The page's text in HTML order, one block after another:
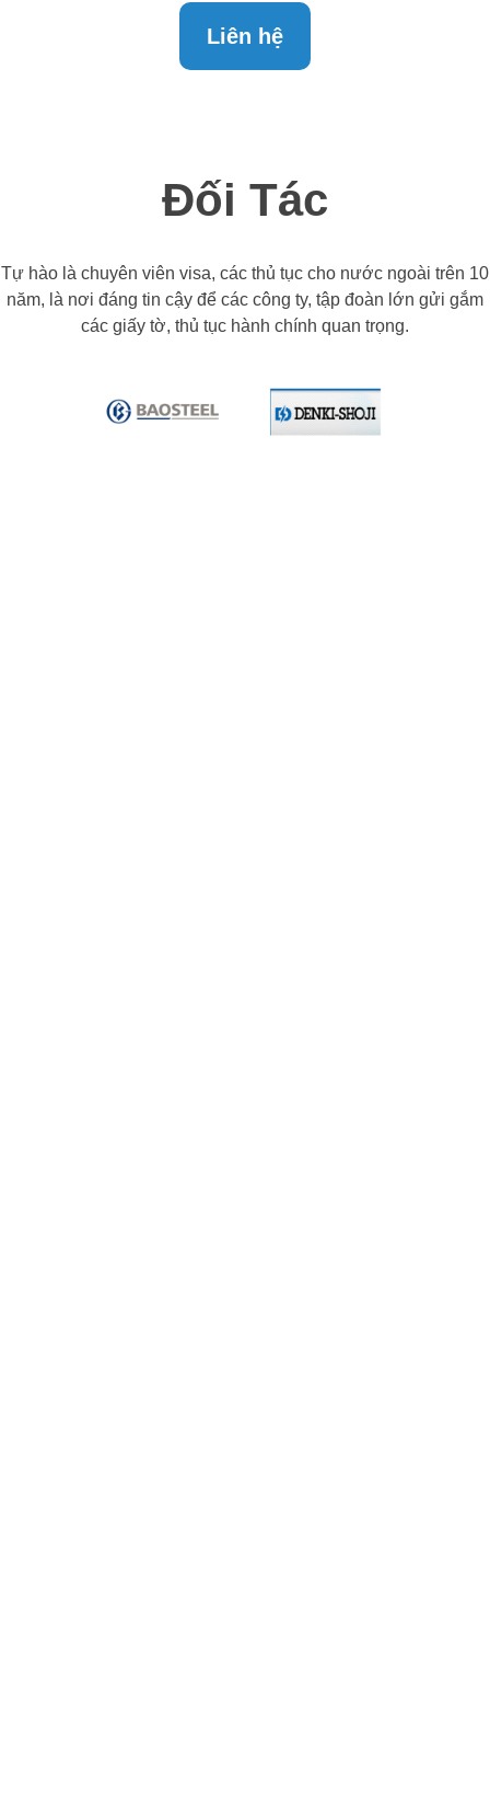
Liên hệ
Đối Tác
Tự hào là chuyên viên visa, các thủ tục cho nước ngoài trên 10
năm, là nơi đáng tin cậy để các công ty, tập đoàn lớn gửi gắm
các giấy tờ, thủ tục hành chính quan trọng.